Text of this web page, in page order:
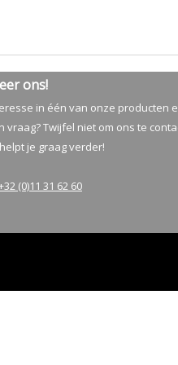
ons!
in één van onze producten
vraag? Twijfel niet om ons te
je graag verder!
(0)11 31 62 60